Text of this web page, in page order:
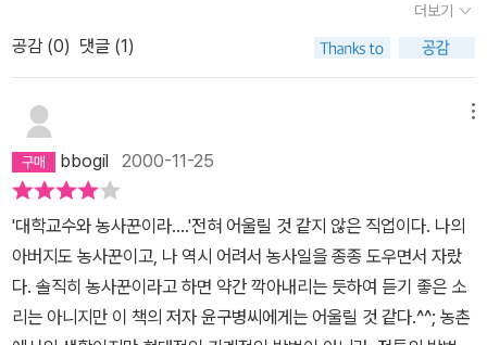
학생들을 공장에서 찍어내는 상품으로 묘사하고 있는 장면이 나오죠.
막, 그 장면이 떠오르더군요. 윤구병님이나 스콧 니어링님이나 교육
을 바라보는 생각이 같은 것 같아요. 아이들은 만들어지는 것이 아니
라, 길러지는 것이라고요. 공장에서 수동적으로 만들어지는 빵이 아
니라. 자연에서 스스로 길러지는 밀과 같은 존재라고요. 학교에서 아
이들이 선생님의 뜻대로 만들어지는 것을 보고 있으면 마치 공장에서
똑같은 빵을 구워내는 것 같아, 참 안쓰러워요. 과학과 기술아! 잘난
체 하지 마라!과학기술 영역에서 살림에 보탬이 되는 것은 무엇이고
망치는 것은 무엇인지 단 한 시간이라도 자기 시간을 내서 우선 순위
에 따라 목록이라도 작성하고 생각해 보는 겨를을 갖기를 어찌 기대
할 수 있으랴 (잡초 170쪽) 고등학교 국어 (상) 교과서에는 ‘현대과
나의 사업과또 내인생과, 이렇게밖에 살수없나에 무척 고민하던때였
다. 안팎으로 아주 힘들때였고, 또 내머릿속에 여러가지 고민이 뒤섞
여있을때였다. 이런사회, 즉 자본주의 사회에 덜 물들고 살수없을까,
이렇게 끊임없이 소비를 해가면서 살아야할까, 어떻게하면 내가 이
자본으로 인한 고초를 덜 겪을까? 뭐.....하튼...여러가지로, 자본주의
에 진절머리를 칠때였다.그럴때 읽어본게 '잡초는 없다'였고, 내가 생
각했던것과 상당부분 맞아 떨어지면서 더욱더 알고싶어질때 선생의
강의를 듣게되었고, 올해 4월 5월 연달아 선생님이 일궈놓으신 '변산
공동체'에 다녀오게되었다.이렇게도 살수있지 않을까하는 막연한 생
각을 직접 해내신 선생께 진심으로 감사하고 고개숙이게되었다. 이책
은 환경/유기농/삶....에 치열하게 고민해보신 분이라면 꼭 읽어야 할
더보기
공감 (0) 댓글 (1)
bbogil 2000-11-25
'대학교수와 농사꾼이라....'전혀 어울릴 것 같지 않은 직업이다. 나의
아버지도 농사꾼이고, 나 역시 어려서 농사일을 종종 도우면서 자랐
다. 솔직히 농사꾼이라고 하면 약간 깍아내리는 듯하여 듣기 좋은 소
리는 아니지만 이 책의 저자 윤구병씨에게는 어울릴 것 같다.^^; 농촌